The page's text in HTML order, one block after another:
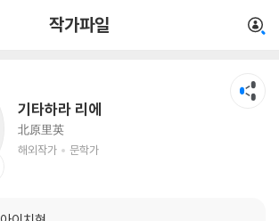
작가파일
기타하라 리에
北原里英
해외작가
문학가